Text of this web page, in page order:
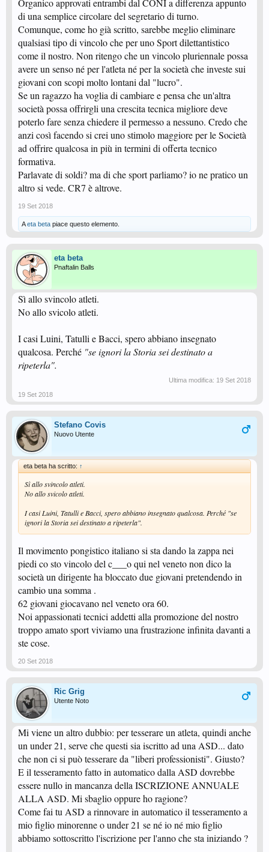
Organico approvati entrambi dal CONI a differenza appunto
di una semplice circolare del segretario di turno.
Comunque, come ho già scritto, sarebbe meglio eliminare
qualsiasi tipo di vincolo che per uno Sport dilettantistico
come il nostro. Non ritengo che un vincolo pluriennale possa
avere un senso né per l'atleta né per la società che investe sui
giovani con scopi molto lontani dal "lucro".
Se un ragazzo ha voglia di cambiare e pensa che un'altra
società possa offrirgli una crescita tecnica migliore deve
poterlo fare senza chiedere il permesso a nessuno. Credo che
anzi così facendo si crei uno stimolo maggiore per le Società
ad offrire qualcosa in più in termini di offerta tecnico
formativa.
Parlavate di soldi? ma di che sport parliamo? io ne pratico un
altro si vede. CR7 è altrove.
19 Set 2018
Aeta beta piace questo elemento.
eta beta
Pnaftalin Balls
Sì allo svincolo atleti.
No allo svicolo atleti.
I casi Luini, Tatulli e Bacci, spero abbiano insegnato
qualcosa. Perché "se ignori la Storia sei destinato a
ripeterla".
Ultima modifica: 19 Set 2018
19 Set 2018
Stefano Covis
Nuovo Utente
eta beta ha scritto: ↑
Sì allo svincolo atleti.
No allo svicolo atleti.
I casi Luini, Tatulli e Bacci, spero abbiano insegnato qualcosa. Perché "se
ignori la Storia sei destinato a ripeterla".
Il movimento pongistico italiano si sta dando la zappa nei
piedi co sto vincolo del c___o qui nel veneto non dico la
società un dirigente ha bloccato due giovani pretendendo in
cambio una somma .
62 giovani giocavano nel veneto ora 60.
Noi appassionati tecnici addetti alla promozione del nostro
troppo amato sport viviamo una frustrazione infinita davanti a
ste cose.
20 Set 2018
Ric Grig
Utente Noto
Mi viene un altro dubbio: per tesserare un atleta, quindi anche
un under 21, serve che questi sia iscritto ad una ASD... dato
che non ci si può tesserare da "liberi professionisti". Giusto?
E il tesseramento fatto in automatico dalla ASD dovrebbe
essere nullo in mancanza della ISCRIZIONE ANNUALE
ALLA ASD. Mi sbaglio oppure ho ragione?
Come fai tu ASD a rinnovare in automatico il tesseramento a
mio figlio minorenne o under 21 se né io né mio figlio
abbiamo sottoscritto l'iscrizione per l'anno che sta iniziando ?